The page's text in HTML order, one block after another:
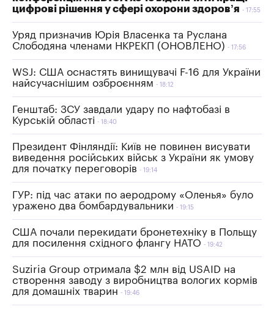
цифрові рішення у сфері охорони здоров’я
17:55
Уряд призначив Юрія Власенка та Руслана
Слободяна членами НКРЕКП (ОНОВЛЕНО)
17:56
WSJ: США оснастять винищувачі F-16 для України
найсучаснішим озброєнням
18:12
Генштаб: ЗСУ завдали удару по нафтобазі в
Курській області
18:40
Президент Фінляндії: Київ не повинен висувати
виведення російських військ з України як умову
для початку переговорів
19:14
ГУР: під час атаки по аеродрому «Оленья» було
уражено два бомбардувальники
19:15
США почали перекидати бронетехніку в Польщу
для посилення східного флангу НАТО
19:42
Suziria Group отримала $2 млн від USAID на
створення заводу з виробництва вологих кормів
для домашніх тварин
19:46